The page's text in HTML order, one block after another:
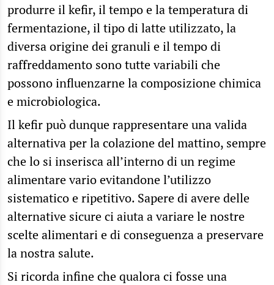
produrre il kefir, il tempo e la temperatura di
fermentazione, il tipo di latte utilizzato, la
diversa origine dei granuli e il tempo di
raffreddamento sono tutte variabili che
possono influenzarne la composizione chimica
e microbiologica.
Il kefir può dunque rappresentare una valida
alternativa per la colazione del mattino, sempre
che lo si inserisca all’interno di un regime
alimentare vario evitandone l’utilizzo
sistematico e ripetitivo. Sapere di avere delle
alternative sicure ci aiuta a variare le nostre
scelte alimentari e di conseguenza a preservare
la nostra salute.
Si ricorda infine che qualora ci fosse una